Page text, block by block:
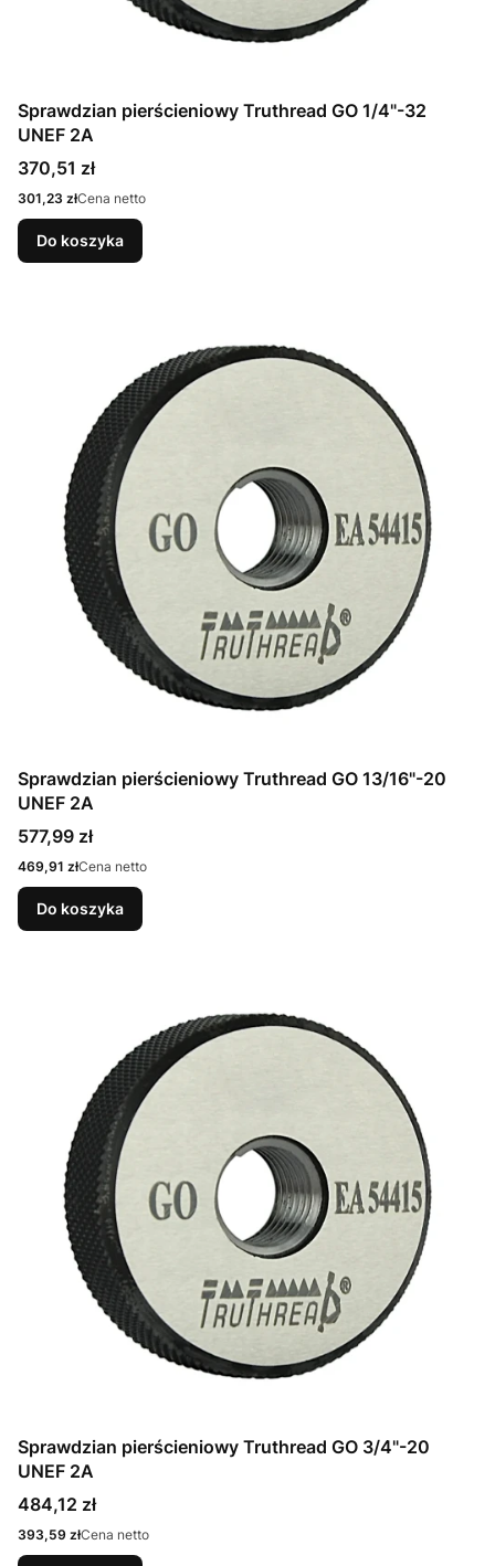
Sprawdzian pierścieniowy Truthread GO 1/4"-32
UNEF 2A
Cena
370,51 zł
Cena
301,23 złCena netto
Do koszyka
Sprawdzian pierścieniowy Truthread GO 13/16"-20
UNEF 2A
Cena
577,99 zł
Cena
469,91 złCena netto
Do koszyka
Sprawdzian pierścieniowy Truthread GO 3/4"-20
UNEF 2A
Cena
484,12 zł
Cena
393,59 złCena netto